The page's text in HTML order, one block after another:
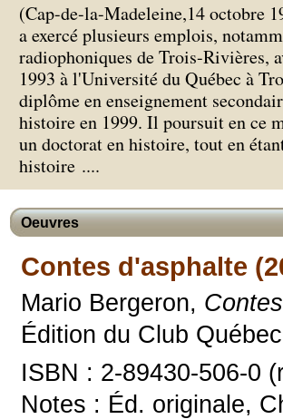
(Cap-de-la-Madeleine,14 octobre
a exercé plusieurs emplois,
radiophoniques de Trois-Rivières,
1993 à l'Université du Québec à
diplôme en enseignement
histoire en 1999. Il poursuit en ce
un doctorat en histoire, tout en
histoire ....
Oeuvres
Contes d'asphalte
Mario Bergeron,
Édition du Club
ISBN : 2-89430-506-0
Notes : Éd. originale,